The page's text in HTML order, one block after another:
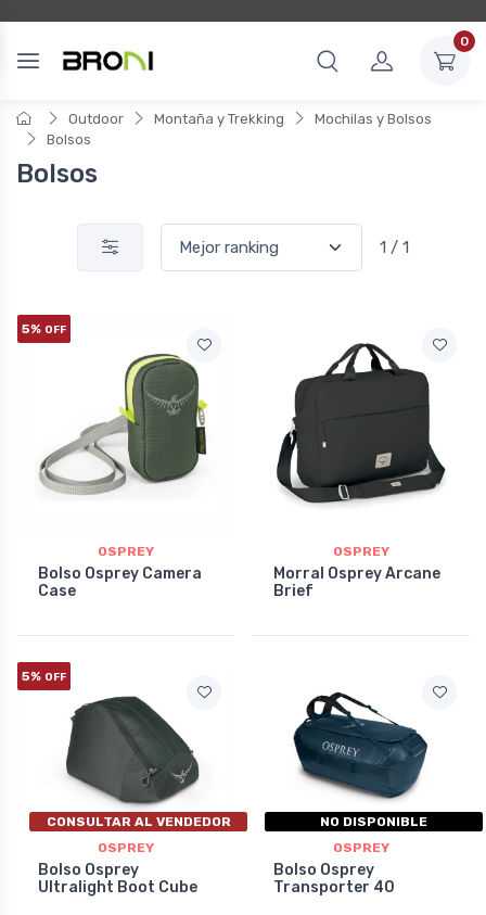
0
Outdoor Montaña y Trekking
Mochilas y Bolsos
Bolsos
Bolsos
1 / 1
5% OFF
OSPREY
Bolso Osprey Camera
Case
OSPREY
Morral Osprey Arcane
Brief
5% OFF
CONSULTAR AL VENDEDOR
OSPREY
Bolso Osprey
Ultralight Boot Cube
NO DISPONIBLE
OSPREY
Bolso Osprey
Transporter 40